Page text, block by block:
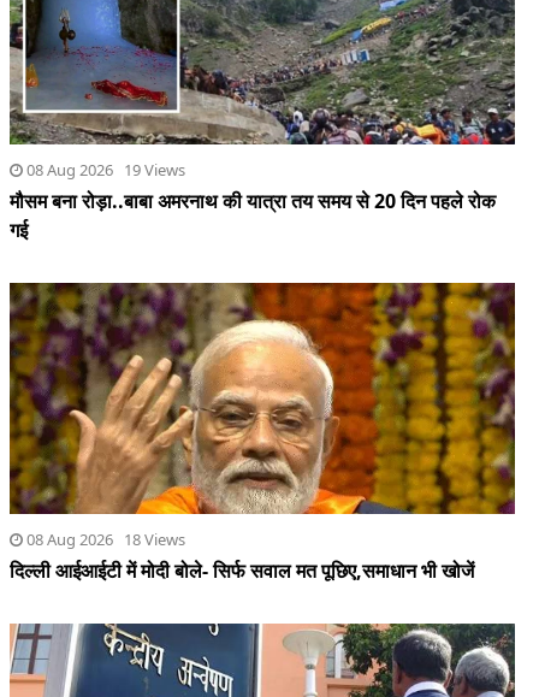
08 Aug 2026 19 Views
मौसम बना रोड़ा..बाबा अमरनाथ की यात्रा तय समय से 20 दिन पहले रोक
गई
08 Aug 2026 18 Views
दिल्ली आईआईटी में मोदी बोले- सिर्फ सवाल मत पूछिए,समाधान भी खोजें